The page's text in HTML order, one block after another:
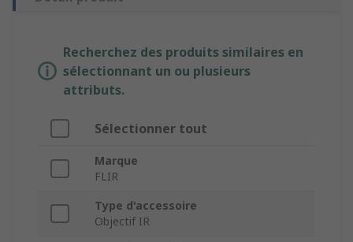
Recherchez des produits similaires en
sélectionnant un ou plusieurs
attributs.
Sélectionner tout
Marque
FLIR
Type d'accessoire
Objectif IR